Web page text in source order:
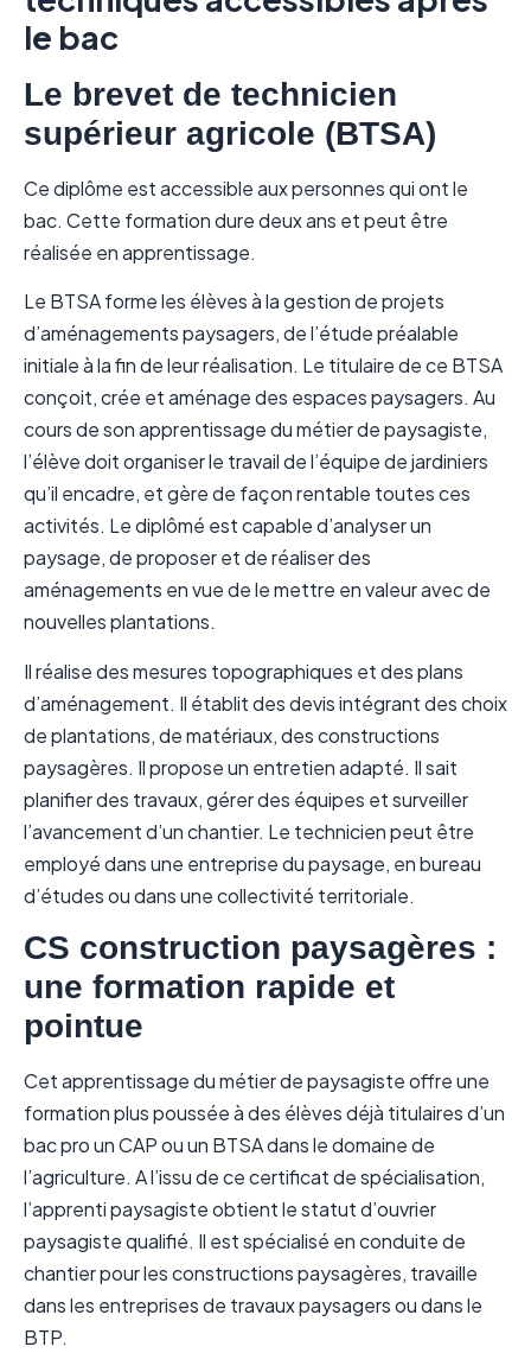
le bac
Le brevet de technicien
supérieur agricole (BTSA)
Ce diplôme est accessible aux personnes qui ont le
bac. Cette formation dure deux ans et peut être
réalisée en apprentissage.
Le BTSA forme les élèves à la gestion de projets
d’aménagements paysagers, de l’étude préalable
initiale à la fin de leur réalisation. Le titulaire de ce BTSA
conçoit, crée et aménage des espaces paysagers. Au
cours de son apprentissage du métier de paysagiste,
l’élève doit organiser le travail de l’équipe de jardiniers
qu’il encadre, et gère de façon rentable toutes ces
activités. Le diplômé est capable d’analyser un
paysage, de proposer et de réaliser des
aménagements en vue de le mettre en valeur avec de
nouvelles plantations.
Il réalise des mesures topographiques et des plans
d’aménagement. Il établit des devis intégrant des choix
de plantations, de matériaux, des constructions
paysagères. Il propose un entretien adapté. Il sait
planifier des travaux, gérer des équipes et surveiller
l’avancement d’un chantier. Le technicien peut être
employé dans une entreprise du paysage, en bureau
d’études ou dans une collectivité territoriale.
CS construction paysagères :
une formation rapide et
pointue
Cet apprentissage du métier de paysagiste offre une
formation plus poussée à des élèves déjà titulaires d’un
bac pro un CAP ou un BTSA dans le domaine de
l’agriculture. A l’issu de ce certificat de spécialisation,
l’apprenti paysagiste obtient le statut d’ouvrier
paysagiste qualifié. Il est spécialisé en conduite de
chantier pour les constructions paysagères, travaille
dans les entreprises de travaux paysagers ou dans le
BTP.